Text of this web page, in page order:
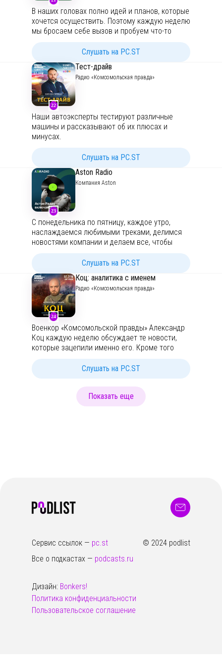
В наших головах полно идей и планов, которые
хочется осуществить. Поэтому каждую неделю
мы бросаем себе вызов и пробуем что-то
делимся личными историями. Присоединяйся,
Начнём с понедельника!
mondaycast@gmail.com@monday_cast
Слушать на PC.ST
22
Тест-драйв
Радио «Комсомольская правда»
Наши автоэксперты тестируют различные
машины и рассказывают об их плюсах и
минусах.
Слушать на PC.ST
23
Aston Radio
Компания Aston
С понедельника по пятницу, каждое утро,
наслаждаемся любимыми треками, делимся
новостями компании и делаем все, чтобы
Начало эфира в 8:30 (GMT+3).
Подключайтесь!
Слушать на PC.ST
24
Коц: аналитика с именем
Радио «Комсомольская правда»
Военкор «Комсомольской правды» Александр
Коц каждую неделю обсуждает те новости,
которые зацепили именно его. Кроме того
происходит на фронте, и как будет
новые выпуски.
Слушать на PC.ST
Показать еще
Сервис ссылок — pc.st
Все о подкастах — podcasts.ru
Дизайн: Bonkers!
Политика конфиденциальности
Пользовательское соглашение
© 2024 podlist